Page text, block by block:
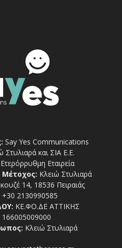
Say Yes Communications
Στυλιαρά και ΣΙΑ Ε.Ε.
Ετερόρρυθμη Εταιρεία
Μέτοχος: Κλειώ Στυλιαρά
14, 18536 Πειραιάς
+30 2130990585
ΚΕ.ΦΟ.ΔΕ ΑΤΤΙΚΗΣ
166005009000
Κλειώ Στυλιαρά